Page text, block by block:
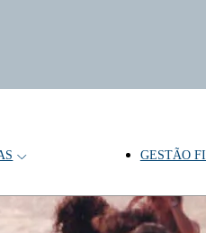
GESTÃO